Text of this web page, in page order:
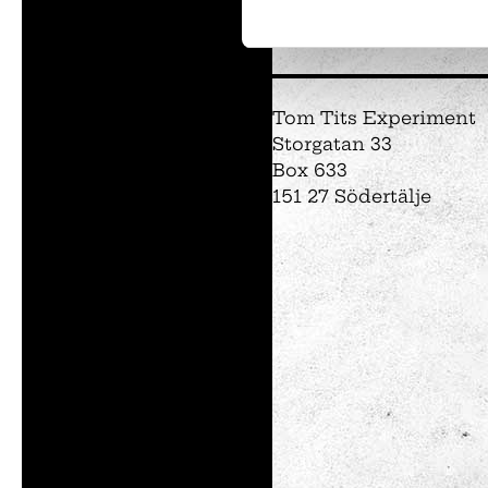
Utställningar
Såpbubbelshow
Experiment
Experimentparken
Mattemagiskt
Optikul!
Intresseanmälan
Tom Tits Experiment
Storgatan 33
Box 633
151 27 Södertälje